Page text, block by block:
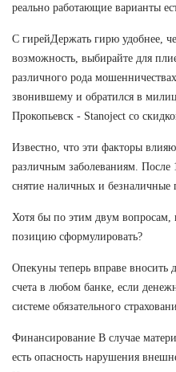
реально работающие варианты
С гирейДержать гирю удобнее,
возможность, выбирайте для
различного рода
звонившему и обратился в
Прокопьевск - Stanoject со
Известно, что эти факторы
различным заболеваниям. После
снятие наличных и безналичные
Хотя бы по этим двум
позицию сформулировать?
Опекуны теперь вправе вносить
счета в любом банке, если
системе обязательного
Финансирование В случае
есть опасность нарушения